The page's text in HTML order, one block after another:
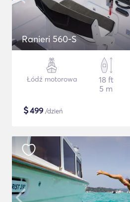
Ranieri 560-S
Łódź motorowa
18 ft
5 m
$499 /dzień